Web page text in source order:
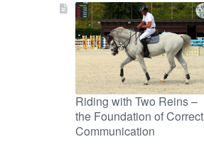
Riding with Two Reins –
the Foundation of Correct
Communication